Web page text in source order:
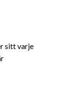
sitt varje